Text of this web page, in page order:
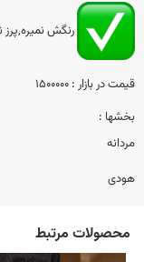
رنگش
قیمت در بازار : 1500000
بخشها :
مردانه
هودی
محصولات مرتبط